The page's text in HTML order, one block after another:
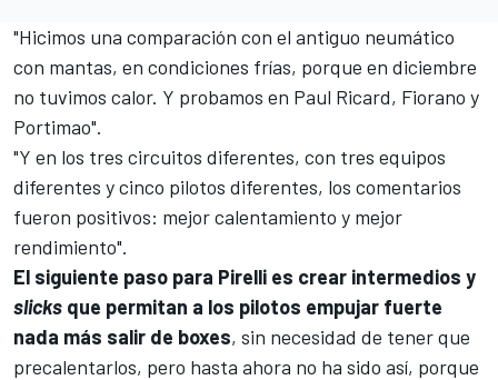
"Hicimos una comparación con el antiguo neumático
con mantas, en condiciones frías, porque en diciembre
no tuvimos calor. Y probamos en Paul Ricard, Fiorano y
Portimao".
"Y en los tres circuitos diferentes, con tres equipos
diferentes y cinco pilotos diferentes, los comentarios
fueron positivos: mejor calentamiento y mejor
rendimiento".
El siguiente paso para Pirelli es crear intermedios y
slicks que permitan a los pilotos empujar fuerte
nada más salir de boxes, sin necesidad de tener que
precalentarlos, pero hasta ahora no ha sido así, porque